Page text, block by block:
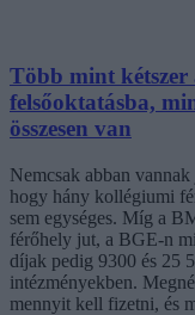
Több mint
felsőoktatásba,
összesen van
Nemcsak abban
hogy hány kollégiumi
sem egységes. Míg a
férőhely jut, a BGE-n
díjak pedig 9300 és 25
intézményekben.
mennyit kell fizetni, és